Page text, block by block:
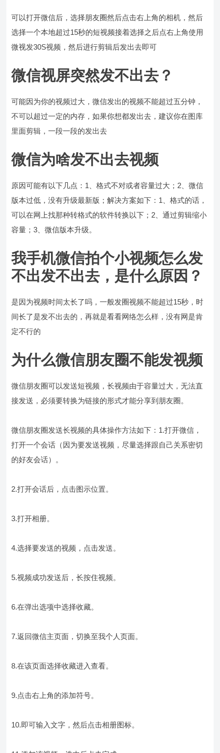
可以打开微信后，选择朋友圈然后点击右上角的相机，然后
选择一个本地超过15秒的短视频接着选择之后点右上角使用
微视发30S视频，然后进行剪辑后发出去即可
微信视屏突然发不出去？
可能因为你的视频过大，微信发出的视频不能超过五分钟，
不可以超过一定的内存，如果你想都发出去，建议你在图库
里面剪辑，一段一段的发出去
微信为啥发不出去视频
原因可能有以下几点：1、格式不对或者容量过大；2、微信
版本过低，没有升级最新版；解决方案如下：1、格式的话，
可以在网上找那种转格式的软件转换以下；2、通过剪辑缩小
容量；3、微信版本升级。
我手机微信拍个小视频怎么发
不出发不出去，是什么原因？
是因为视频时间太长了吗，一般发圈视频不能超过15秒，时
间长了是发不出去的，再就是看看网络怎么样，没有网是肯
定不行的
为什么微信朋友圈不能发视频
微信朋友圈可以发送短视频，长视频由于容量过大，无法直
接发送，必须要转换为链接的形式才能分享到朋友圈。
微信朋友圈发送长视频的具体操作方法如下：1.打开微信，
打开一个会话（因为要发送视频，尽量选择跟自己关系密切
的好友会话）。
2.打开会话后，点击图示位置。
3.打开相册。
4.选择要发送的视频，点击发送。
5.视频成功发送后，长按住视频。
6.在弹出选项中选择收藏。
7.返回微信主页面，切换至我个人页面。
8.在该页面选择收藏进入查看。
9.点击右上角的添加符号。
10.即可输入文字，然后点击相册图标。